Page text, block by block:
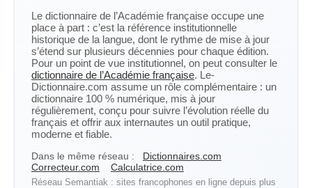
Le dictionnaire de l’Académie française occupe une
place à part : c’est la référence institutionnelle
historique de la langue, dont le rythme de mise à jour
s’étend sur plusieurs décennies pour chaque édition.
Pour un point de vue institutionnel, on peut consulter le
dictionnaire de l’Académie française. Le-
Dictionnaire.com assume un rôle complémentaire : un
dictionnaire 100 % numérique, mis à jour
régulièrement, conçu pour suivre l’évolution réelle du
français et offrir aux internautes un outil pratique,
moderne et fiable.
Dans le même réseau :
Dictionnaires.com
Correcteur.com
Calculatrice.com
Réseau Semantiak : sites francophones en ligne depuis plus